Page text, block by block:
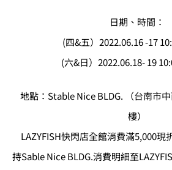
日期、時間：
(四&五）2022.06.16 -17
(六&日）2022.06.18- 19
地點：Stable Nice BLDG. （台南市
樓）
LAZYFISH快閃店全館消費滿5,000現
持Sable Nice BLDG.消費明細至